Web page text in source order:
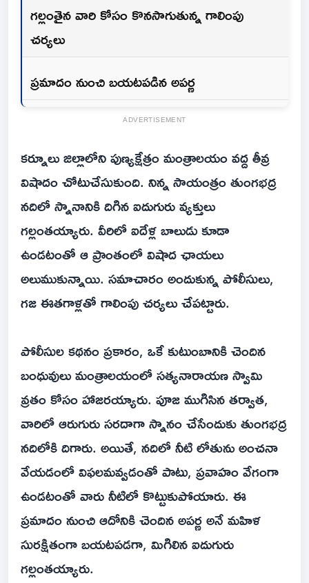
గల్లంతైన వారి కోసం కొనసాగుతున్న గాలింపు
చర్యలు
ప్రమాదం నుంచి బయటపడిన అపర్ణ
ADVERTISEMENT
కర్నూలు జిల్లాలోని పుణ్యక్షేత్రం మంత్రాలయం వద్ద తీవ్ర
విషాదం చోటుచేసుకుంది. నిన్న సాయంత్రం తుంగభద్ర
నదిలో స్నానానికి దిగిన ఐదుగురు వ్యక్తులు
గల్లంతయ్యారు. వీరిలో ఐదేళ్ల బాలుడు కూడా
ఉండటంతో ఆ ప్రాంతంలో విషాద ఛాయలు
అలుముకున్నాయి. సమాచారం అందుకున్న పోలీసులు,
గజ ఈతగాళ్లతో గాలింపు చర్యలు చేపట్టారు.
పోలీసుల కథనం ప్రకారం, ఒకే కుటుంబానికి చెందిన
బంధువులు మంత్రాలయంలో సత్యనారాయణ స్వామి
వ్రతం కోసం హాజరయ్యారు. పూజ ముగిసిన తర్వాత,
వారిలో ఆరుగురు సరదాగా స్నానం చేసేందుకు తుంగభద్ర
నదిలోకి దిగారు. అయితే, నదిలో నీటి లోతును అంచనా
వేయడంలో విఫలమవ్వడంతో పాటు, ప్రవాహం వేగంగా
ఉండటంతో వారు నీటిలో కొట్టుకుపోయారు. ఈ
ప్రమాదం నుంచి ఆదోనికి చెందిన అపర్ణ అనే మహిళ
సురక్షితంగా బయటపడగా, మిగిలిన ఐదుగురు
గల్లంతయ్యారు.